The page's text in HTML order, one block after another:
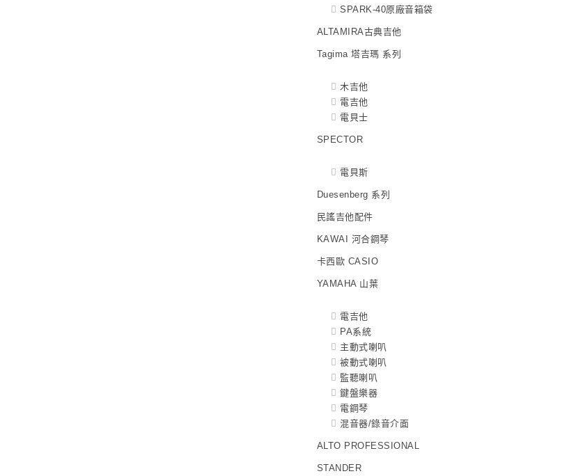
SPARK-40原廠音箱袋
ALTAMIRA古典吉他
Tagima 塔吉瑪 系列
木吉他
電吉他
電貝士
SPECTOR
電貝斯
Duesenberg 系列
民謠吉他配件
KAWAI 河合鋼琴
卡西歐 CASIO
YAMAHA 山葉
電吉他
PA系統
主動式喇叭
被動式喇叭
監聽喇叭
鍵盤樂器
電鋼琴
混音器/錄音介面
ALTO PROFESSIONAL
STANDER